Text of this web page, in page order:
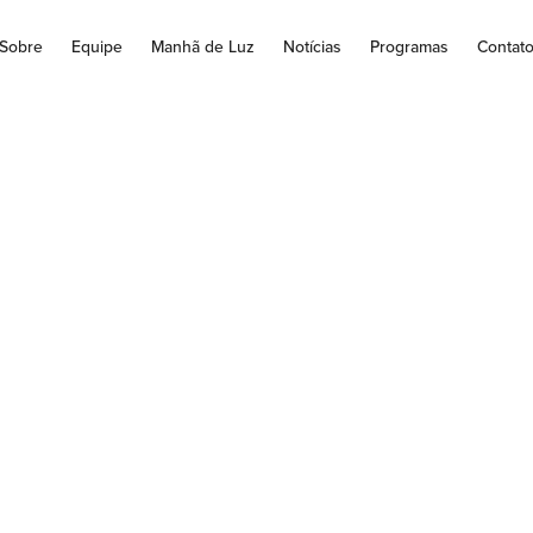
Sobre Equipe Manhã de Luz Notícias Programas Contato